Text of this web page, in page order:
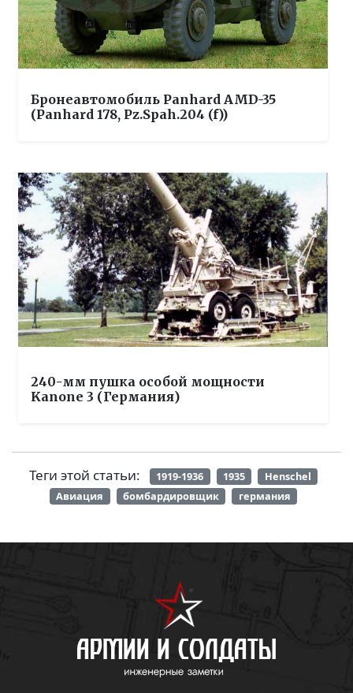
Бронеавтомобиль Panhard AMD-35
(Panhard 178, Pz.Spah.204 (f))
240-мм пушка особой мощности
Kanone 3 (Германия)
Теги этой статьи: 1919-1936 1935
Henschel
Авиация
бомбардировщик германия